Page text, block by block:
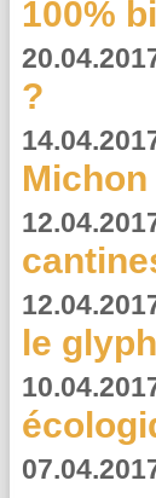
100%
?
le